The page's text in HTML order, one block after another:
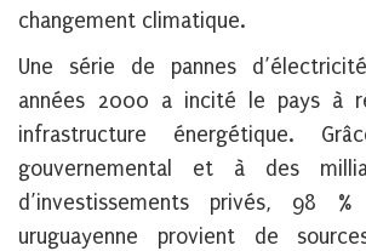
changement climatique.
Une série de pannes
années 2000 a incité le pays à
infrastructure énergétique.
gouvernemental et à des
d’investissements privés, 98
uruguayenne provient de